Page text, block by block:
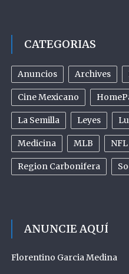
CATEGORIAS
Anuncios Archives
Cine Mexicano
La Semilla Leyes
Medicina MLB NFL
Region Carbonifera
ANUNCIE AQUÍ
Florentino Garcia Medina